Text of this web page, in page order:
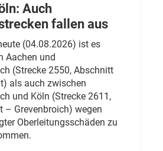
Auch
fallen aus
(04.08.2026) ist es
Aachen und
(Strecke 2550, Abschnitt
als auch zwischen
und Köln (Strecke 2611,
– Grevenbroich) wegen
Oberleitungsschäden zu